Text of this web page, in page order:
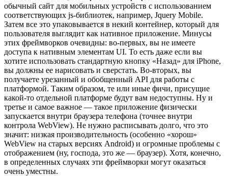
обычный сайт для мобильных устройств с использованием
соответствующих js-библиотек, например, Jquery Mobile.
Затем все это упаковывается в некий контейнер, который для
пользователя выглядит как нативное приложение. Минусы
этих фреймворков очевидны: во-первых, вы не имеете
доступа к нативным элементам UI. То есть даже если вы
хотите использовать стандартную кнопку «Назад» для iPhone,
вы должны ее нарисовать и сверстать. Во-вторых, вы
получаете урезанный и обобщенный API для работы с
платформой. Таким образом, те или иные фичи, присущие
какой-то отдельной платформе будут вам недоступны. Ну и
третье и самое важное — такое приложение физически
запускается внутри браузера телефона (точнее внутри
контрола WebView). Не нужно расписывать долго, что это
значит: низкая производительность (особенно «хорош»
WebView на старых версиях Android) и огромные проблемы с
отображением (ну, господа, это же — браузер). Хотя, конечно,
в определенных случаях эти фреймворки могут оказаться
очень уместны.